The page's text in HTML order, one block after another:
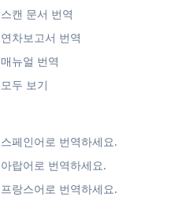
스캔 문서 번역
연차보고서 번역
매뉴얼 번역
모두 보기
스페인어로 번역하세요.
아랍어로 번역하세요.
프랑스어로 번역하세요.